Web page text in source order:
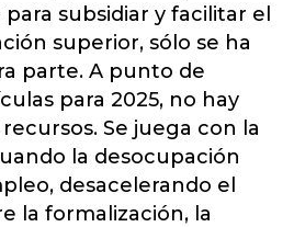
subsidiar y facilitar el
superior, sólo se ha
parte. A punto de
para 2025, no hay
Se juega con la
la desocupación
desacelerando el
la formalización, la